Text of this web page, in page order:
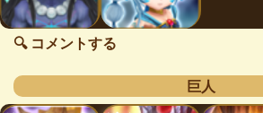
🔍 コメントする
巨人